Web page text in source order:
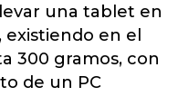
una tablet en
existiendo en el
300 gramos, con
de un PC